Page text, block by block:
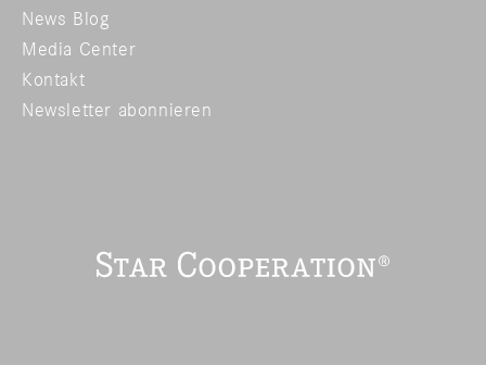
News Blog
Media Center
Kontakt
Newsletter abonnieren